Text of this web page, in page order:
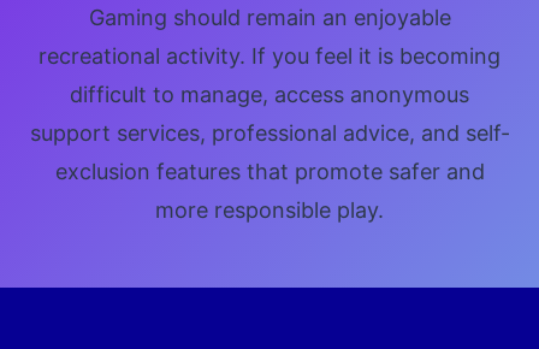
Gaming should remain an enjoyable
recreational activity. If you feel it is becoming
difficult to manage, access anonymous
support services, professional advice, and self-
exclusion features that promote safer and
more responsible play.